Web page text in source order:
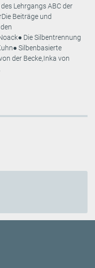
Lehrgangs ABC der
Beiträge und
Die Silbentrennung
Silbenbasierte
der Becke,Inka von